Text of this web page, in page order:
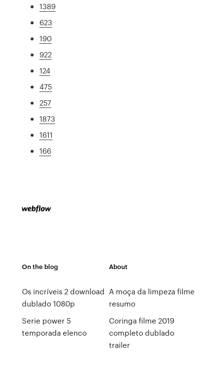
1389
623
190
922
124
475
257
1873
1611
166
On the blog
Os incríveis 2 download
dublado 1080p
Serie power 5
temporada elenco
About
A moça da limpeza filme
resumo
Coringa filme 2019
completo dublado
trailer